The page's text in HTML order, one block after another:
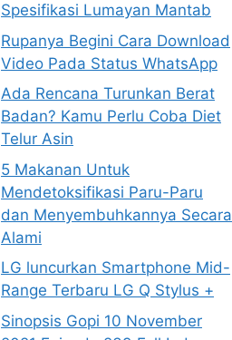
Spesifikasi Lumayan Mantab
Rupanya Begini Cara Download
Video Pada Status WhatsApp
Ada Rencana Turunkan Berat
Badan? Kamu Perlu Coba Diet
Telur Asin
5 Makanan Untuk
Mendetoksifikasi Paru-Paru
dan Menyembuhkannya Secara
Alami
LG luncurkan Smartphone Mid-
Range Terbaru LG Q Stylus +
Sinopsis Gopi 10 November